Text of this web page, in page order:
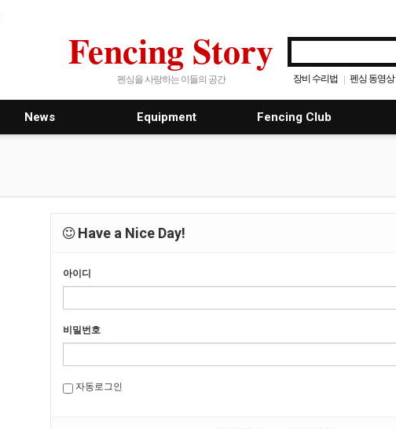
Fencing Story
펜싱을 사랑하는 이들의 공간 장비 수리법 | 펜싱 동영상
News Equipment Fencing Club
Have a Nice Day!
아이디
비밀번호
자동로그인